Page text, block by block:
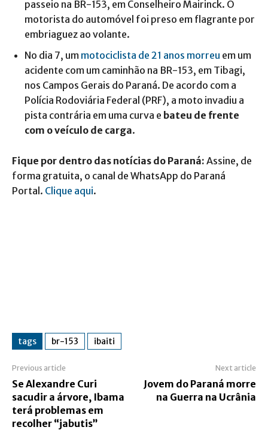
passeio na BR-153, em Conselheiro Mairinck. O
motorista do automóvel foi preso em flagrante por
embriaguez ao volante.
No dia 7, um motociclista de 21 anos morreu em um
acidente com um caminhão na BR-153, em Tibagi,
nos Campos Gerais do Paraná. De acordo com a
Polícia Rodoviária Federal (PRF), a moto invadiu a
pista contrária em uma curva e bateu de frente
com o veículo de carga.
Fique por dentro das notícias do Paraná: Assine, de
forma gratuita, o canal de WhatsApp do Paraná
Portal. Clique aqui.
tags br-153 ibaiti
Previous article
Se Alexandre Curi
sacudir a árvore, Ibama
terá problemas em
recolher “jabutis”
Next article
Jovem do Paraná morre
na Guerra na Ucrânia